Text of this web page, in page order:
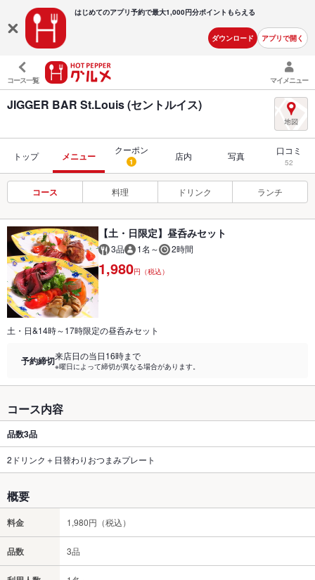
はじめてのアプリ予約で最大1,000円分ポイントもらえる
ダウンロード アプリで開く
コース一覧 マイメニュー
JIGGER BAR St.Louis (セントルイス)
トップ メニュー
クーポン
1 店内 写真 口コミ
52
コース 料理 ドリンク ランチ
【土・日限定】昼呑みセット
3品 1名～ 2時間
1,980円（税込）
土・日&14時～17時限定の昼呑みセット
予約締切来店日の当日16時まで
※曜日によって締切が異なる場合があります。
コース内容
品数3品
2ドリンク＋日替わりおつまみプレート
概要
料金 1,980円（税込）
品数 3品